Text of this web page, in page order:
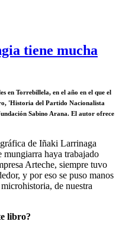
tiene mucha
en Torrebillela, en el año en el que el
'Historia del Partido Nacionalista
Sabino Arana. El autor ofrece
de Iñaki Larrinaga
mungiarra haya trabajado
Arteche, siempre tuvo
y por eso se puso manos
de nuestra
libro?